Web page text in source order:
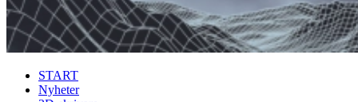
START
Nyheter